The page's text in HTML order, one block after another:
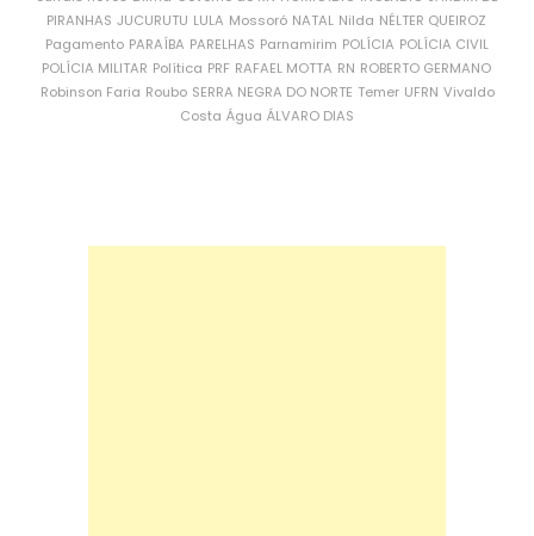
PIRANHAS JUCURUTU LULA Mossoró NATAL Nilda NÉLTER QUEIROZ
Pagamento PARAÍBA PARELHAS Parnamirim POLÍCIA POLÍCIA CIVIL
POLÍCIA MILITAR Política PRF RAFAEL MOTTA RN ROBERTO GERMANO
Robinson Faria Roubo SERRA NEGRA DO NORTE Temer UFRN Vivaldo
Costa Água ÁLVARO DIAS